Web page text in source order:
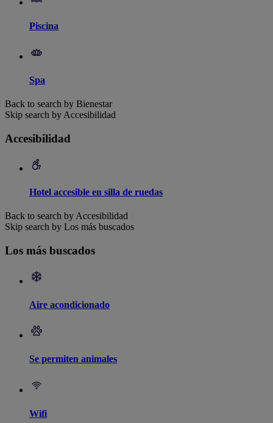
Piscina
Spa
Back to search by Bienestar
Skip search by Accesibilidad
Accesibilidad
Hotel accesible en silla de ruedas
Back to search by Accesibilidad
Skip search by Los más buscados
Los más buscados
Aire acondicionado
Se permiten animales
Wifi